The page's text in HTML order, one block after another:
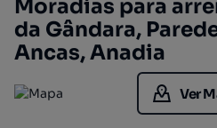
Moradias para
da Gândara,
Ancas, Anadia
Ver